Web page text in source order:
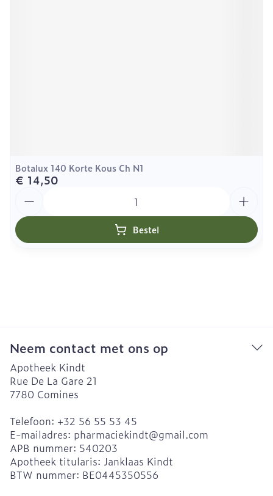
Botalux 140 Korte Kous Ch N1
€ 14,50
Bestel
Neem contact met ons op
Apotheek Kindt
Rue De La Gare 21
7780 Comines
Telefoon: +32 56 55 53 45
E-mailadres: pharmaciekindt@gmail.com
APB nummer: 540203
Apotheek titularis: Janklaas Kindt
BTW nummer: BE0445350556